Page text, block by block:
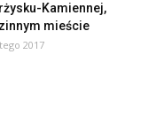
Kamiennej,
mieście
2017